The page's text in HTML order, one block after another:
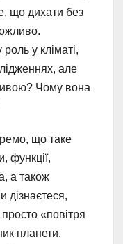
що дихати без
у кліматі,
але
Чому вона
що таке
функції,
а також
дізнаєтеся,
«повітря
планети.